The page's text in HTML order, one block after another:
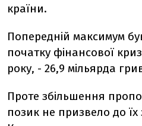
країни.
Попередній максимум
початку фінансової
року, - 26,9 мільярда
Проте збільшення
позик не призвело до